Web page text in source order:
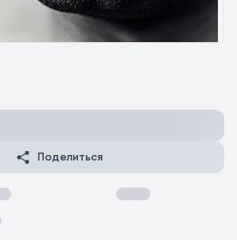
Поделиться